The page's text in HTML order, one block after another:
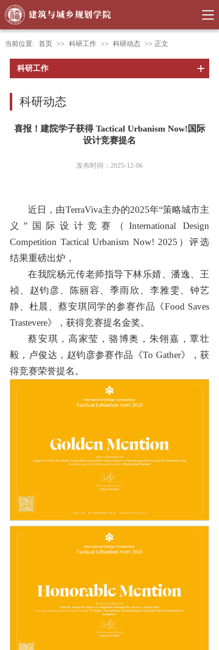
当前位置: 首页 >> 科研工作 >> 科研动态 >> 正文
科研工作
科研动态
喜报！建院学子获得 Tactical Urbanism Now!国际
设计竞赛提名
发布时间：2025-12-06
近日，由TerraViva主办的2025年“策略城市主
义”国际设计竞赛（International Design
Competition Tactical Urbanism Now! 2025）评选
结果重磅出炉，
在我院杨元传老师指导下林乐婧、潘逸、王
祯、赵钧彦、陈丽容、季雨欣、李雅雯、钟艺
静、杜晨、蔡安琪同学的参赛作品《Food Saves
Trastevere》， 获得竞赛提名金奖。
蔡安琪，高家莹，骆博奥，朱翎嘉，覃壮
毅，卢俊达，赵钧彦参赛作品《To Gather》， 获
得竞赛荣誉提名 。